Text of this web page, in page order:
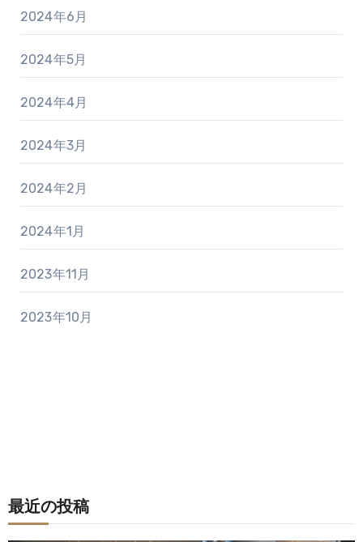
2024年6月
2024年5月
2024年4月
2024年3月
2024年2月
2024年1月
2023年11月
2023年10月
最近の投稿